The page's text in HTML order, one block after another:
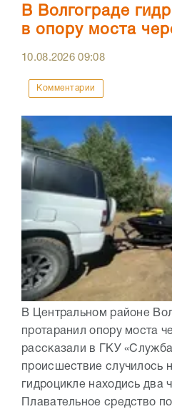
В Волгограде
в опору моста
10.08.202609:08
Комментарии
В Центральном районе
протаранил опору моста
рассказали в ГКУ
происшествие случилось
гидроцикле находись два
Плавательное средство